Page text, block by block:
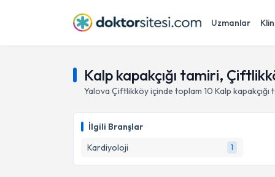
Uzmanlar
Kalp kapakçığı tamiri,
Yalova Çiftlikköyiçinde toplam 10 Kalp kapakçığı
İlgili Branşlar
Kardiyoloji
1